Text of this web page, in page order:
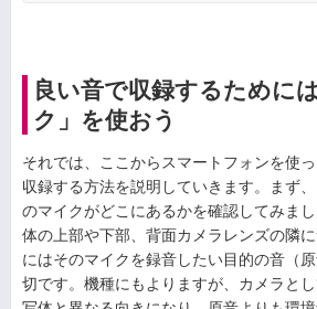
良い音で収録するために
ク」を使おう
それでは、ここからスマートフォンを使
収録する方法を説明していきます。まず
のマイクがどこにあるかを確認してみま
体の上部や下部、背面カメラレンズの隣
にはそのマイクを録音したい目的の音（
切です。機種にもよりますが、カメラと